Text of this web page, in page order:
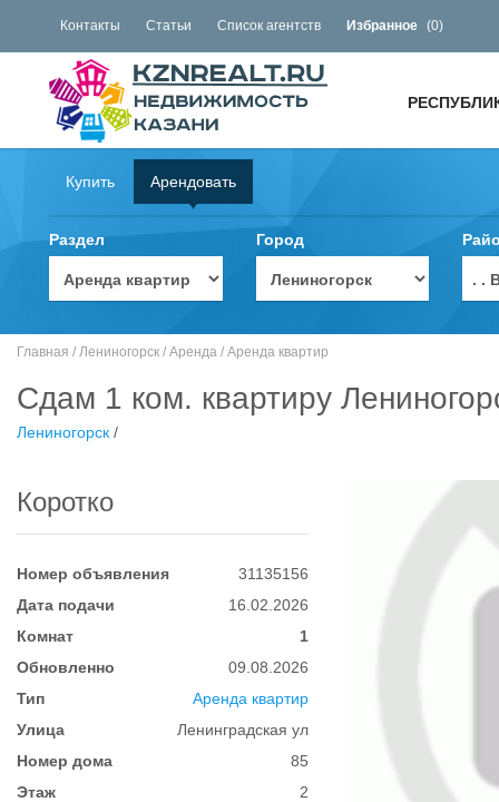
Контакты Статьи Список агентств Избранное (0)
Купить Арендовать
Раздел Город
. .
Главная / Лениногорск / Аренда / Аренда квартир
Сдам 1 ком. квартиру
Лениногорск /
Коротко
Номер объявления
31135156
Дата подачи
16.02.2026
Комнат
1
Обновленно
09.08.2026
Тип
Аренда квартир
Улица
Ленинградская ул
Номер дома
85
Этаж
2